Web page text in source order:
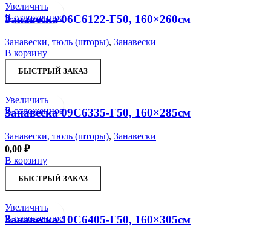
Увеличить
В отложенное
Занавеска 06С6122-Г50, 160×260см
Занавески, тюль (шторы), Занавески
В корзину
БЫСТРЫЙ ЗАКАЗ
Увеличить
В отложенное
Занавеска 09С6335-Г50, 160×285см
Занавески, тюль (шторы), Занавески
0,00 ₽
В корзину
БЫСТРЫЙ ЗАКАЗ
Увеличить
В отложенное
Занавеска 10С6405-Г50, 160×305см